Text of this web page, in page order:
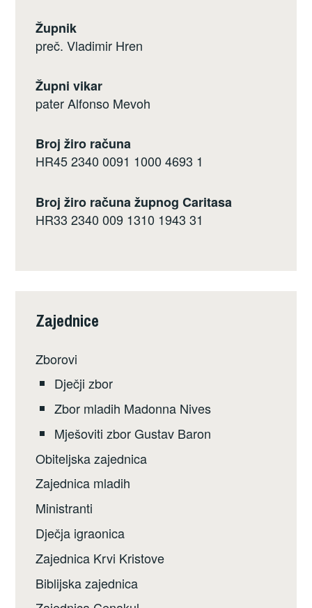
Župnik
preč. Vladimir Hren
Župni vikar
pater Alfonso Mevoh
Broj žiro računa
HR45 2340 0091 1000 4693 1
Broj žiro računa župnog Caritasa
HR33 2340 009 1310 1943 31
Zajednice
Zborovi
Dječji zbor
Zbor mladih Madonna Nives
Mješoviti zbor Gustav Baron
Obiteljska zajednica
Zajednica mladih
Ministranti
Dječja igraonica
Zajednica Krvi Kristove
Biblijska zajednica